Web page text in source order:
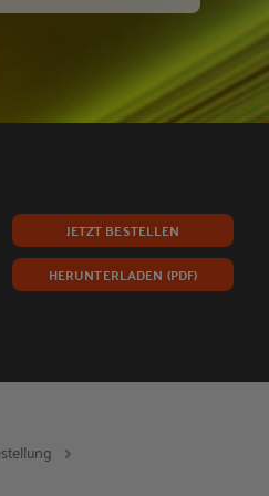
JETZT BESTELLEN
HERUNTERLADEN (PDF)